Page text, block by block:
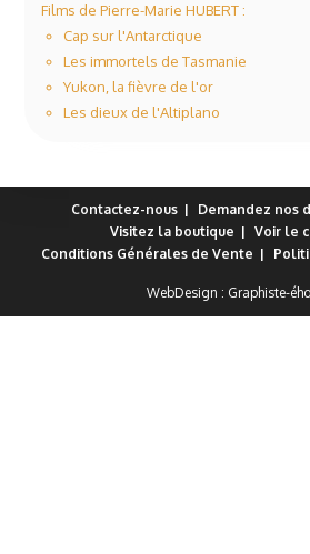
Films de Pierre-Marie HUBERT :
Cap sur l'Antarctique
Les immortels de Tasmanie
Yukon, la fièvre de l'or
Les dieux de l'Altiplano
Contactez-nous
Demandez nos
Visitez la boutique
Voir le
Conditions Générales de Vente
WebDesign : Graphiste-ého